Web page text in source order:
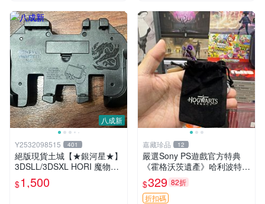
八成新
Y2532098515 401
絕版現貨土城【★銀河星★】
3DSLL/3DSXL HORI 魔物獵
人4G 專用擴充左類比 握把
左類比擴張手把
$1,500
嘉藏珍品 12
嚴選Sony PS遊戲官方特典
《霍格沃茨遺產》哈利波特鑰
匙圈全新未開封收藏推薦 霍
格沃茨遺產 哈利波特 鑰匙圈
$329 82折
折扣碼